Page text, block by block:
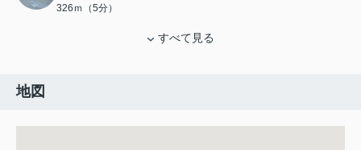
326ｍ（5分）
すべて見る
地図